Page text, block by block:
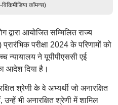
कॉमन्स)
आयोजित सम्मिलित राज्य
परीक्षा 2024 के परिणामों को
न्यायालय ने यूपीपीएससी एई
आदेश दिया है।
श्रेणी के वे अभ्यर्थी जो अनारक्षित
भी अनारक्षित श्रेणी में शामिल